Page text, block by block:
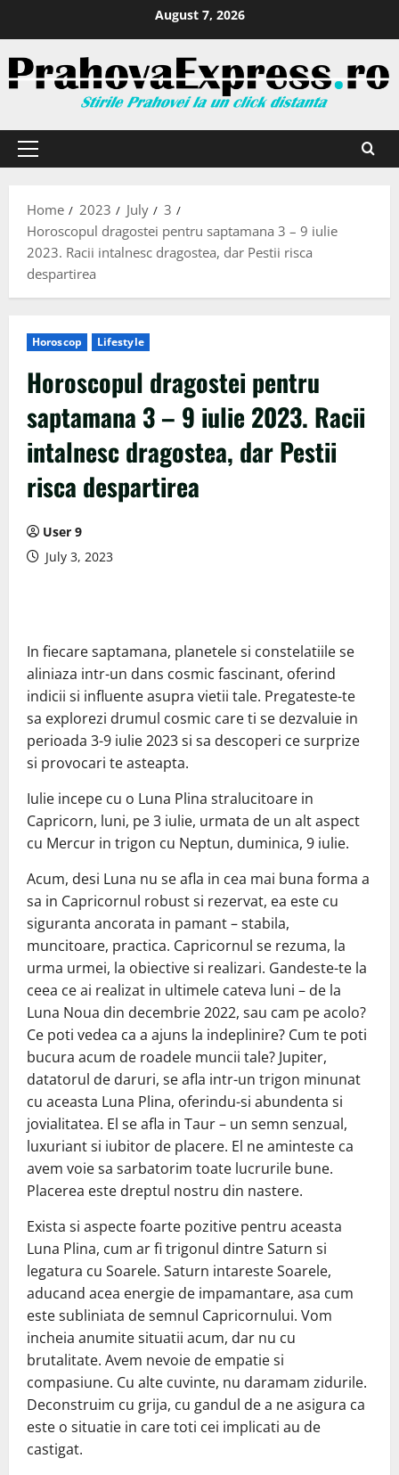
August 7, 2026
Home 2023 July
3
Horoscopul dragostei pentru saptamana 3 – 9 iulie
2023. Racii intalnesc dragostea, dar Pestii risca
despartirea
Horoscop Lifestyle
Horoscopul dragostei pentru
saptamana 3 – 9 iulie 2023. Racii
intalnesc dragostea, dar Pestii
risca despartirea
User 9
July 3, 2023
In fiecare saptamana, planetele si constelatiile se
aliniaza intr-un dans cosmic fascinant, oferind
indicii si influente asupra vietii tale. Pregateste-te
sa explorezi drumul cosmic care ti se dezvaluie in
perioada 3-9 iulie 2023 si sa descoperi ce surprize
si provocari te asteapta.
Iulie incepe cu o Luna Plina stralucitoare in
Capricorn, luni, pe 3 iulie, urmata de un alt aspect
cu Mercur in trigon cu Neptun, duminica, 9 iulie.
Acum, desi Luna nu se afla in cea mai buna forma a
sa in Capricornul robust si rezervat, ea este cu
siguranta ancorata in pamant – stabila,
muncitoare, practica. Capricornul se rezuma, la
urma urmei, la obiective si realizari. Gandeste-te la
ceea ce ai realizat in ultimele cateva luni – de la
Luna Noua din decembrie 2022, sau cam pe acolo?
Ce poti vedea ca a ajuns la indeplinire? Cum te poti
bucura acum de roadele muncii tale? Jupiter,
datatorul de daruri, se afla intr-un trigon minunat
cu aceasta Luna Plina, oferindu-si abundenta si
jovialitatea. El se afla in Taur – un semn senzual,
luxuriant si iubitor de placere. El ne aminteste ca
avem voie sa sarbatorim toate lucrurile bune.
Placerea este dreptul nostru din nastere.
Exista si aspecte foarte pozitive pentru aceasta
Luna Plina, cum ar fi trigonul dintre Saturn si
legatura cu Soarele. Saturn intareste Soarele,
aducand acea energie de impamantare, asa cum
este subliniata de semnul Capricornului. Vom
incheia anumite situatii acum, dar nu cu
brutalitate. Avem nevoie de empatie si
compasiune. Cu alte cuvinte, nu daramam zidurile.
Deconstruim cu grija, cu gandul de a ne asigura ca
este o situatie in care toti cei implicati au de
castigat.